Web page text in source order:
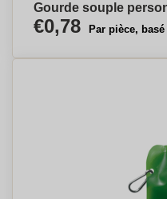
Gourde souple
€0,78 Par pièce,